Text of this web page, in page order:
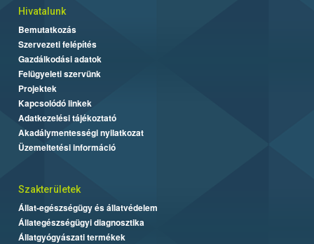
Hivatalunk
Bemutatkozás
Szervezeti felépítés
Gazdálkodási adatok
Felügyeleti szervünk
Projektek
Kapcsolódó linkek
Adatkezelési tájékoztató
Akadálymentességi nyilatkozat
Üzemeltetési információ
Szakterületek
Állat-egészségügy és állatvédelem
Állategészségügyi diagnosztika
Állatgyógyászati termékek